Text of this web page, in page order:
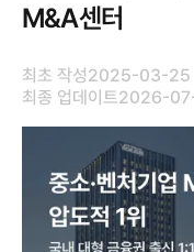
M&A센터
최초 작성2025-03-25
최종 업데이트2026-